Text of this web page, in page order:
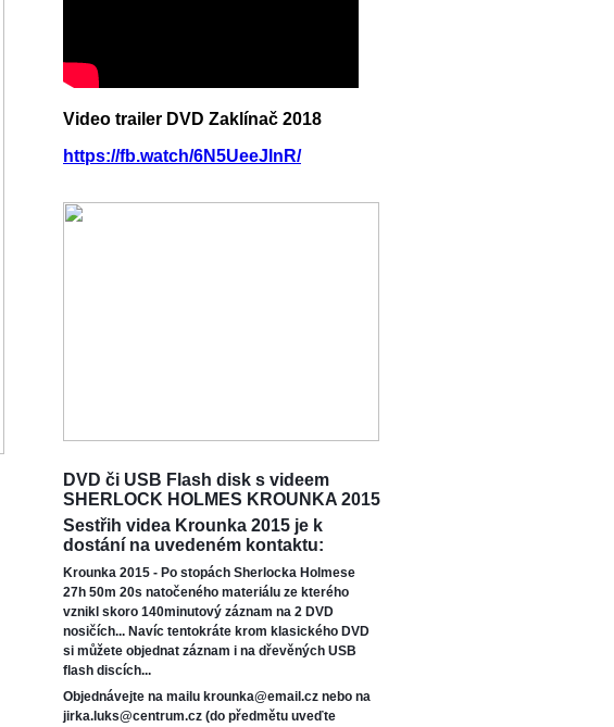
Video trailer DVD Zaklínač 2018
https://fb.watch/6N5UeeJlnR/
DVD či USB Flash disk s videem
SHERLOCK HOLMES KROUNKA 2015
Sestřih videa Krounka 2015 je k
dostání na uvedeném kontaktu:
Krounka 2015 - Po stopách Sherlocka Holmese
27h 50m 20s natočeného materiálu ze kterého
vznikl skoro 140minutový záznam na 2 DVD
nosičích... Navíc tentokráte krom klasického DVD
si můžete objednat záznam i na dřevěných USB
flash discích...
Objednávejte na mailu krounka@email.cz nebo na
jirka.luks@centrum.cz (do předmětu uveďte